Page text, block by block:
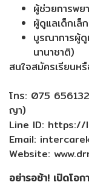
ผู้ช่วยการพย
ผู้ดูแลเด็กเล็
บูรณาการผู้
นานาชาติ)
สนใจสมัครเรียนห
โทร: 075
ญา)
Line ID: https://
Email:
Website:
อย่ารอช้า! เปิดโอ